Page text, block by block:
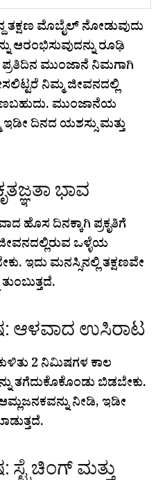
ತಕ್ಷಣ ಮೊಬೈಲ್ ನೋಡುವುದು
ಆರಂಭಿಸುವುದನ್ನು ರೂಢಿ
ಮುಂಜಾನೆ ನಿಮಗಾಗಿ
ನಿಮ್ಮ ಜೀವನದಲ್ಲಿ
ಮುಂಜಾನೆಯ
ದಿನದ ಯಶಸ್ಸು ಮತ್ತು
ಭಾವ
ಹೊಸ ದಿನಕ್ಕಾಗಿ ಪ್ರಕೃತಿಗೆ
ಒಳ್ಳೆಯ
ಇದು ಮನಸ್ಸಿನಲ್ಲಿ ತಕ್ಷಣವೇ
ಆಳವಾದ ಉಸಿರಾಟ
2 ನಿಮಿಷಗಳ ಕಾಲ
ತಗೆದುಕೊಕೊಂಡು ಬಿಡಬೇಕು.
ನೀಡಿ, ಇಡೀ
ಮತ್ತು